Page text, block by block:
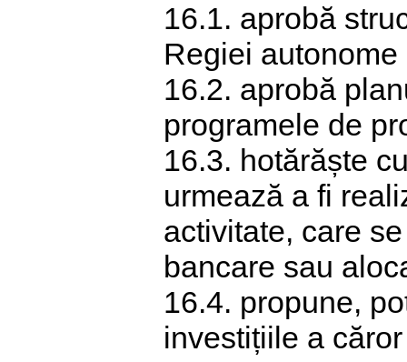
16.1. aprobă
Regiei autonome
16.2. aprobă
programele de
16.3. hotărăște
urmează a fi
activitate, care
bancare sau
16.4. propune,
investițiile a